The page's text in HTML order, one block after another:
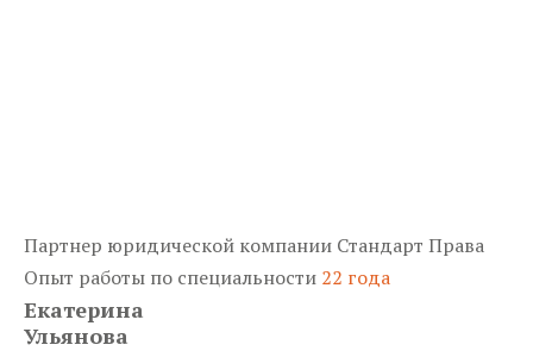
Партнер юридической компании Стандарт Права
Опыт работы по специальности 22 года
Екатерина
Ульянова